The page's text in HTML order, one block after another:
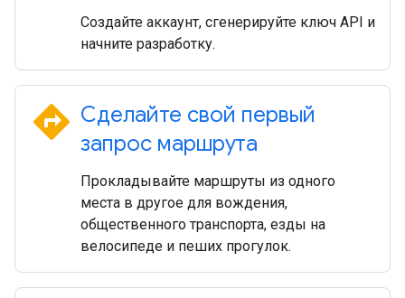
Создайте аккаунт, сгенерируйте ключ API и
начните разработку.
directions Сделайте свой первый
запрос маршрута
Прокладывайте маршруты из одного
места в другое для вождения,
общественного транспорта, езды на
велосипеде и пеших прогулок.